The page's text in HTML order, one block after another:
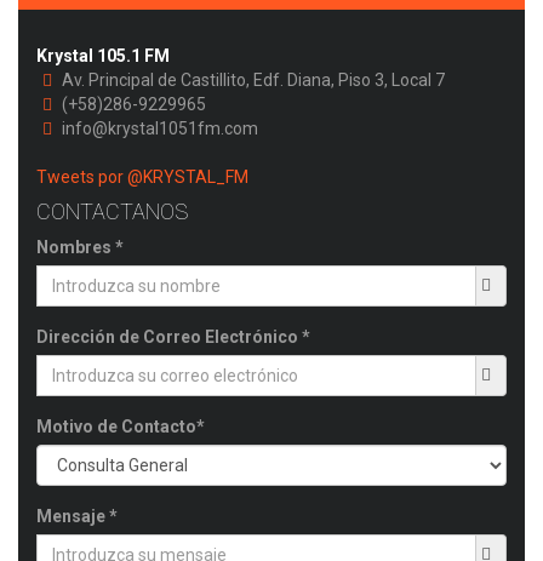
Krystal 105.1 FM
Av. Principal de Castillito, Edf. Diana, Piso 3, Local 7
(+58)286-9229965
info@krystal1051fm.com
Tweets por @KRYSTAL_FM
CONTACTANOS
Nombres *
Dirección de Correo Electrónico *
Motivo de Contacto*
Mensaje *